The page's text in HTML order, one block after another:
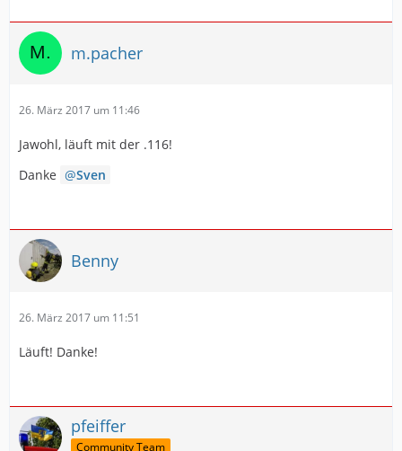
m.pacher
26. März 2017 um 11:46
Jawohl, läuft mit der .116!
Danke
Sven
Benny
26. März 2017 um 11:51
Läuft! Danke!
pfeiffer
Community Team